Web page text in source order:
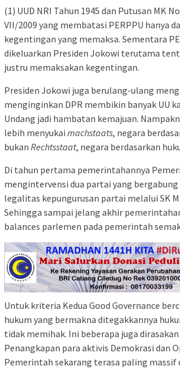
(1) UUD NRI Tahun 1945 dan Putusan MK
VII/2009 yang membatasi PERPPU hanya
kegentingan yang memaksa. Sementara
dikeluarkan Presiden Jokowi terutama
justru memaksakan kegentingan.
Presiden Jokowi juga berulang-ulang
menginginkan DPR membikin banyak UU
Undang jadi hambatan kemajuan.
lebih menyukai machstaats, negara
bukan Rechtsstaat, negara berdasarkan
Di tahun pertama pemerintahannya
mengintervensi dua partai yang bergabung
legalitas kepungurusan partai melalui SK
Sehingga sampai jelang akhir
balances parlemen pada pemerintah
Untuk kriteria Kedua Good Governance
hukum yang bermakna ditegakkannya
tidak memihak. Ini beberapa juga
Penangkapan para aktivis Demokrasi dan
Pemerintah sekarang terasa paling massif